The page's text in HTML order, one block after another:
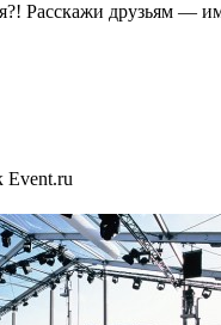
Расскажи друзьям —
Event.ru